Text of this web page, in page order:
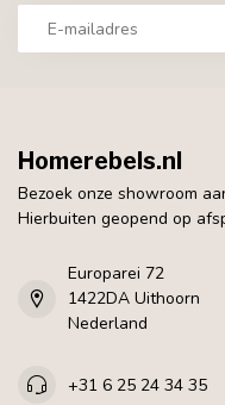
Homerebels.nl
Bezoek onze showroom
Hierbuiten geopend op
Europarei 72
1422DA Uithoorn
Nederland
+31 6 25 24 34 35